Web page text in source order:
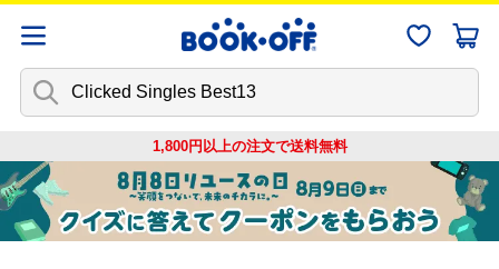
1,800円以上の注文で送料無料